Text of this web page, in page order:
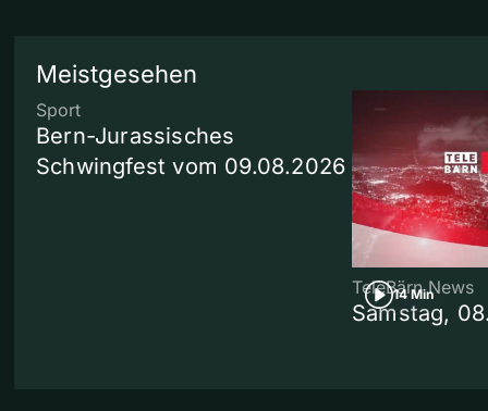
Meistgesehen
Sport
Bern-Jurassisches
Schwingfest vom 09.08.2026
14 Min
TeleBärn News
Samstag,